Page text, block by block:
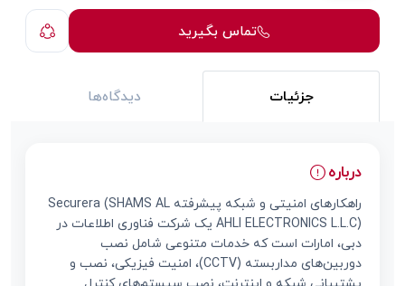
تماس بگیرید
جزئیات دیدگاه‌ها
درباره
راهکارهای امنیتی و شبکه پیشرفته Securera (SHAMS AL
AHLI ELECTRONICS L.L.C) یک شرکت فناوری اطلاعات در
دبی، امارات است که خدمات متنوعی شامل نصب
دوربین‌های مداربسته (CCTV)، امنیت فیزیکی، نصب و